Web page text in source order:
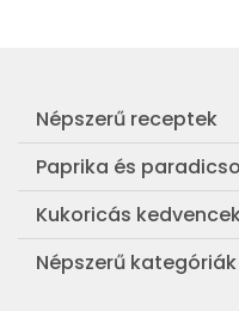
Népszerű receptek
Frankfurti leves
Egyszerű muffin
Aranygaluska
Paprika és
Pan con Tomate
Paradicsom és paprika
Kukoricás
Legfinomabb főtt
Népszerű kategóriák